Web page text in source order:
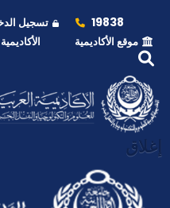
19838 تسجيل
موقع الأكاديمية
إغلاق